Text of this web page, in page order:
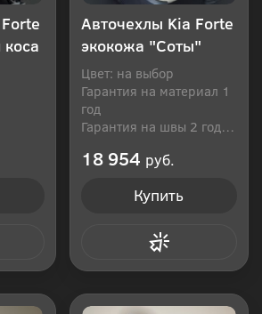
Авточехлы Kia Forte
экокожа "Соты"
Цвет: на выбор
Гарантия на материал 1
год
Гарантия на швы 2 года
18 954 руб.
Купить